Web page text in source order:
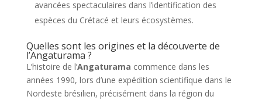
avancées spectaculaires dans l’identification des
espèces du Crétacé et leurs écosystèmes.
Quelles sont les origines et la découverte de
l’Angaturama ?
L’histoire de l’Angaturama commence dans les
années 1990, lors d’une expédition scientifique dans le
Nordeste brésilien, précisément dans la région du